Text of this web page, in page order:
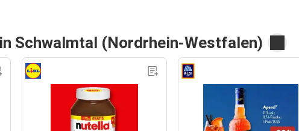
Schwalmtal (Nordrhein-Westfalen)